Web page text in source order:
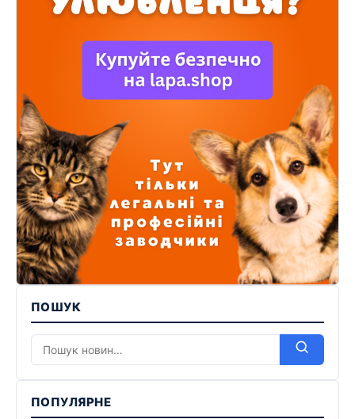
ПОШУК
ПОПУЛЯРНЕ